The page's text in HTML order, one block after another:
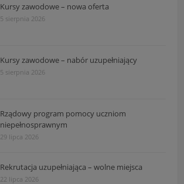
Kursy zawodowe – nowa oferta
5 sierpnia 2026
Kursy zawodowe – nabór uzupełniający
5 sierpnia 2026
Rządowy program pomocy uczniom
niepełnosprawnym
29 lipca 2026
Rekrutacja uzupełniająca – wolne miejsca
22 lipca 2026